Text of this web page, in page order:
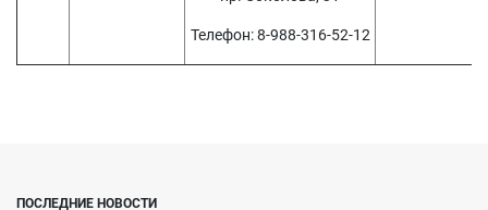
Телефон: 8-988-316-52-12
ПОСЛЕДНИЕ НОВОСТИ